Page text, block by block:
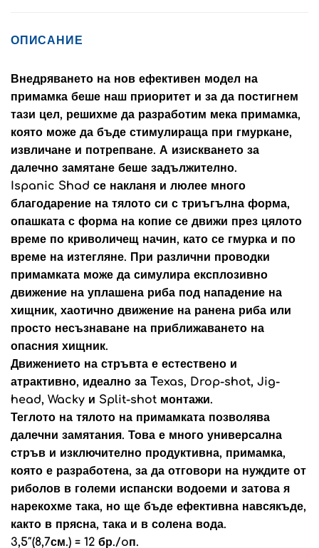
ОПИСАНИЕ
Внедряването на нов ефективен модел на
примамка беше наш приоритет и за да постигнем
тази цел, решихме да разработим мека примамка,
която може да бъде стимулираща при гмуркане,
извличане и потрепване. А изискването за
далечно замятане беше задължително.
Ispanic Shad се накланя и люлее много
благодарение на тялото си с триъгълна форма,
опашката с форма на копие се движи през цялото
време по криволичещ начин, като се гмурка и по
време на изтегляне. При различни проводки
примамката може да симулира експлозивно
движение на уплашена риба под нападение на
хищник, хаотично движение на ранена риба или
просто несъзнаване на приближаването на
опасния хищник.
Движението на стръвта е естествено и
атрактивно, идеално за Texas, Drop-shot, Jig-
head, Wacky и Split-shot монтажи.
Теглото на тялото на примамката позволява
далечни замятания. Това е много универсална
стръв и изключително продуктивна, примамка,
която е разработена, за да отговори на нуждите от
риболов в големи испански водоеми и затова я
нарекохме така, но ще бъде ефективна навсякъде,
както в прясна, така и в солена вода.
3,5″(8,7см.) = 12 бр./oп.